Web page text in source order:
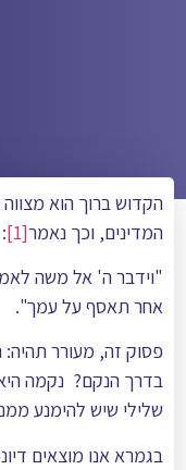
הקדוש ברוך הוא
המדינים, וכך נאמר[1]
:
"וידבר ה' אל משה
אחר תאסף על עמך".
פסוק זה, מעורר
בדרך הנקם? נקמה
שלילי שיש להימנע
בגמרא אנו מוצאים